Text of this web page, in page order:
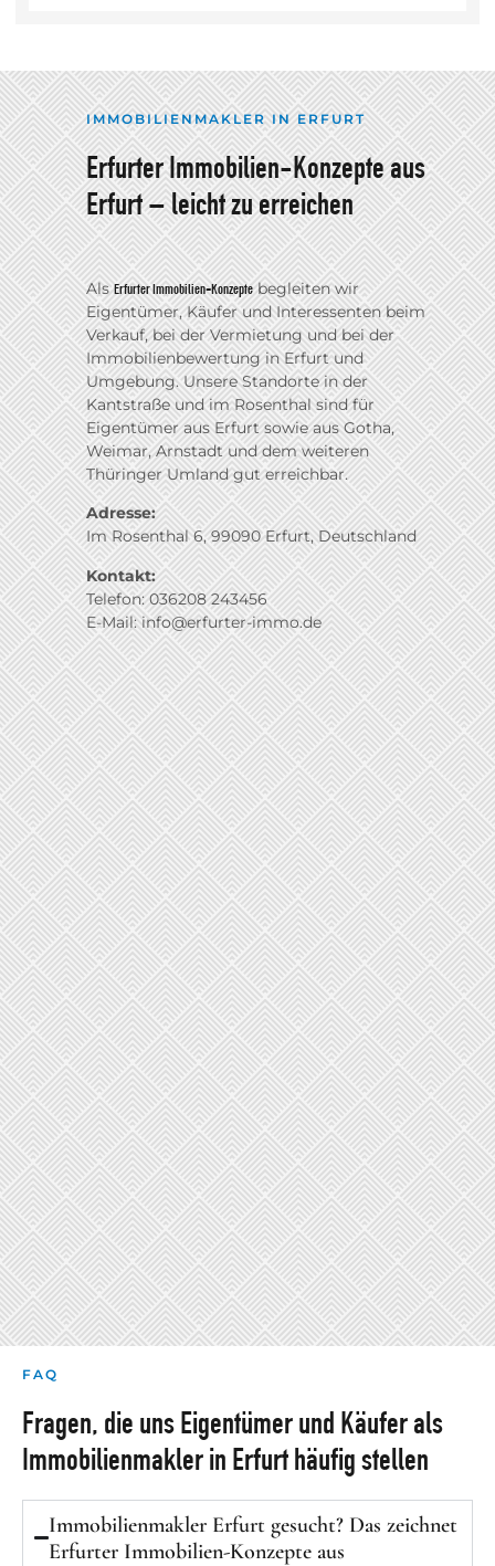
IMMOBILIENMAKLER IN ERFURT
Erfurter Immobilien-Konzepte aus
Erfurt – leicht zu erreichen
AlsErfurter Immobilien-Konzepte begleiten wir
Eigentümer, Käufer und Interessenten beim
Verkauf, bei der Vermietung und bei der
Immobilienbewertung in Erfurt und
Umgebung. Unsere Standorte in der
Kantstraße und im Rosenthal sind für
Eigentümer aus Erfurt sowie aus Gotha,
Weimar, Arnstadt und dem weiteren
Thüringer Umland gut erreichbar.
Adresse:
Im Rosenthal 6, 99090 Erfurt, Deutschland
Kontakt:
Telefon: 036208 243456
E-Mail: info@erfurter-immo.de
FAQ
Fragen, die uns Eigentümer und Käufer als
Immobilienmakler in Erfurt häufig stellen
Immobilienmakler Erfurt gesucht? Das zeichnet
Erfurter Immobilien-Konzepte aus